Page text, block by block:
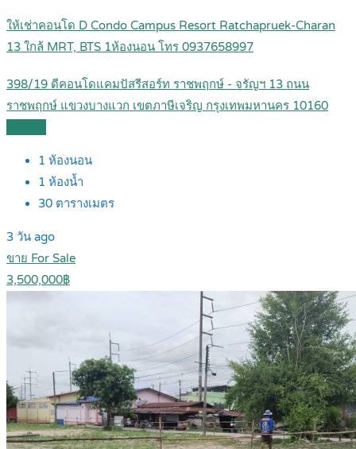
ให้เช่าคอนโด D Condo Campus Resort Ratchapruek-Charan
13 ใกล้ MRT, BTS 1ห้องนอน โทร 0937658997
398/19 ดีคอนโดแคมปัสรีสอร์ท ราชพฤกษ์ - จรัญฯ 13 ถนน
ราชพฤกษ์ แขวงบางแวก เขตภาษีเจริญ กรุงเทพมหานคร 10160
1 ห้องนอน
1 ห้องน้ำ
30 ตารางเมตร
3 วัน ago
ขาย For Sale
3,500,000฿